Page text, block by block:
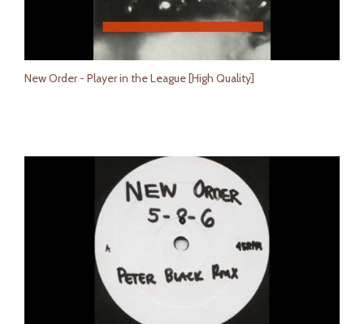
New Order - Player in the League [High Quality]